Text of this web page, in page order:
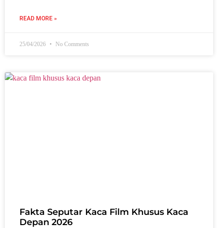
READ MORE »
25/04/2026 No Comments
Fakta Seputar Kaca Film Khusus Kaca
Depan 2026